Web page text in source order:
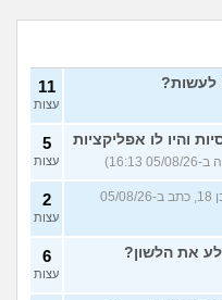
1
עצות
3
5
עצות
7
עצות
לעשות? 11
עצות
והיו לו אפליקציות
5
עצות
(בן אדם, בן 18, כתב ב-05/08/26
2
עצות
את הלשון? 6
עצות